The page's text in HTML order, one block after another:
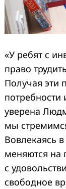
«У ребят с
право
Получая эти
уверена
мы
Вовлекаясь
меняются на
с
свободное